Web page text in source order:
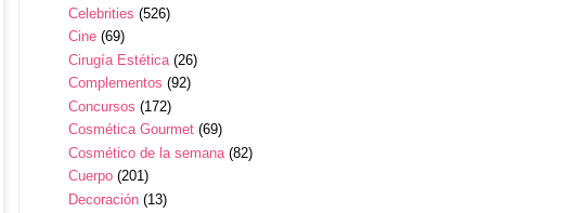
Celebrities (526)
Cine (69)
Cirugía Estética (26)
Complementos (92)
Concursos (172)
Cosmética Gourmet (69)
Cosmético de la semana (82)
Cuerpo (201)
Decoración (13)